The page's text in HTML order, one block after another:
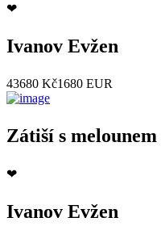
❤
Ivanov Evžen
43680 Kč1680 EUR
Zátiší s melounem
❤
Ivanov Evžen